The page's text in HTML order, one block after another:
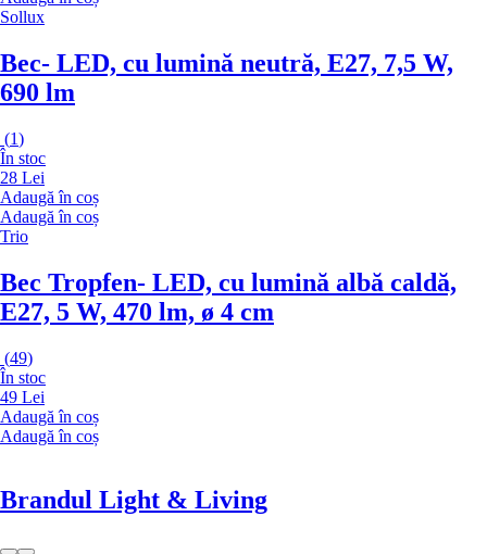
Sollux
Bec- LED, cu lumină neutră, E27, 7,5 W,
690 lm
(1)
În stoc
28 Lei
Adaugă în coș
Adaugă în coș
Trio
Bec Tropfen- LED, cu lumină albă caldă,
E27, 5 W, 470 lm, ø 4 cm
(49)
În stoc
49 Lei
Adaugă în coș
Adaugă în coș
Brandul Light & Living